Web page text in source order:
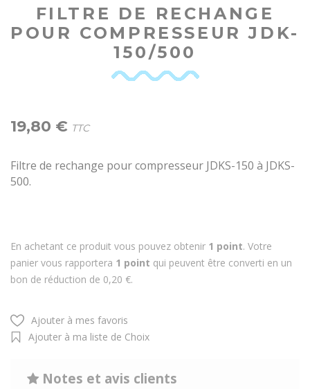
FILTRE DE RECHANGE
POUR COMPRESSEUR JDK-
150/500
19,80 € TTC
Filtre de rechange pour compresseur JDKS-150 à JDKS-
500.
En achetant ce produit vous pouvez obtenir 1 point. Votre
panier vous rapportera 1 point qui peuvent être converti en un
bon de réduction de 0,20 €.
Ajouter à mes favoris
Ajouter à ma liste de Choix
Notes et avis clients